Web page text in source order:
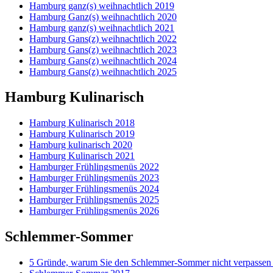
Hamburg ganz(s) weihnachtlich 2019
Hamburg Ganz(s) weihnachtlich 2020
Hamburg ganz(s) weihnachtlich 2021
Hamburg Gans(z) weihnachtlich 2022
Hamburg Gans(z) weihnachtlich 2023
Hamburg Gans(z) weihnachtlich 2024
Hamburg Gans(z) weihnachtlich 2025
Hamburg Kulinarisch
Hamburg Kulinarisch 2018
Hamburg Kulinarisch 2019
Hamburg kulinarisch 2020
Hamburg Kulinarisch 2021
Hamburger Frühlingsmenüs 2022
Hamburger Frühlingsmenüs 2023
Hamburger Frühlingsmenüs 2024
Hamburger Frühlingsmenüs 2025
Hamburger Frühlingsmenüs 2026
Schlemmer-Sommer
5 Gründe, warum Sie den Schlemmer-Sommer nicht